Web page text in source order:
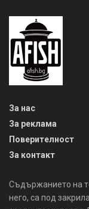
За нас
За реклама
Поверителност
За контакт
Съдържанието на
него, са под